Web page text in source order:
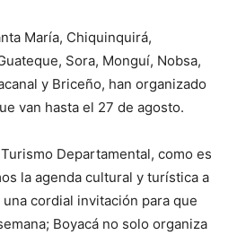
María, Chiquinquirá,
Sora, Monguí, Nobsa,
y Briceño, han organizado
van hasta el 27 de agosto.
Departamental, como es
la agenda cultural y turística a
cordial invitación para que
Boyacá no solo organiza